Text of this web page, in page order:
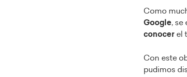
Como
Google, se
conocer el
Con este
pudimos